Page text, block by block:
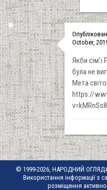
October,
Якби сім'ї
була не
Мета
https://
© 1999-2026, НАРОДНИЙ
Використання інформації з
розміщення